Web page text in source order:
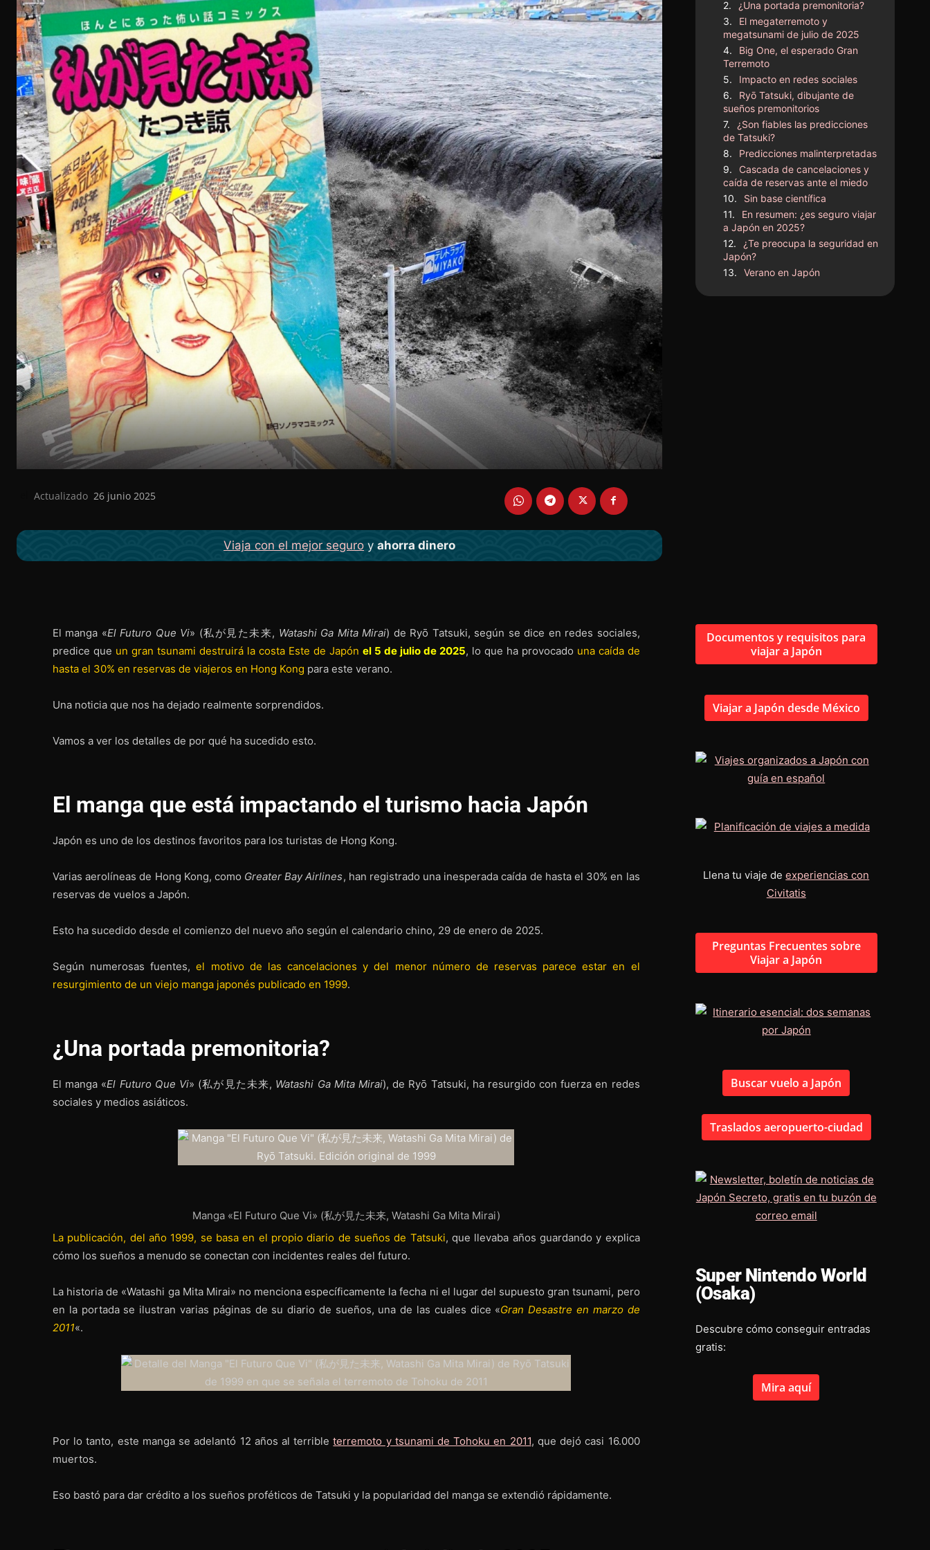
Actualizado 26 junio 2025
Viaja con el mejor seguro yahorra dinero
¿Una portada premonitoria?
El megaterremoto y
megatsunami de julio de 2025
Big One, el esperado Gran
Terremoto
Impacto en redes sociales
Ryō Tatsuki, dibujante de
sueños premonitorios
¿Son fiables las predicciones
de Tatsuki?
Predicciones malinterpretadas
Cascada de cancelaciones y
caída de reservas ante el miedo
Sin base científica
En resumen: ¿es seguro viajar
a Japón en 2025?
¿Te preocupa la seguridad en
Japón?
Verano en Japón
El manga «El Futuro Que Vi» (私が見た未来, Watashi Ga Mita Mirai) de Ryō Tatsuki, según se dice en redes sociales,
predice que un gran tsunami destruirá la costa Este de Japón el 5 de julio de 2025, lo que ha provocado una caída de
hasta el 30% en reservas de viajeros en Hong Kong para este verano.
Una noticia que nos ha dejado realmente sorprendidos.
Vamos a ver los detalles de por qué ha sucedido esto.
El manga que está impactando el turismo hacia Japón
Japón es uno de los destinos favoritos para los turistas de Hong Kong.
Varias aerolíneas de Hong Kong, como Greater Bay Airlines, han registrado una inesperada caída de hasta el 30% en las
reservas de vuelos a Japón.
Esto ha sucedido desde el comienzo del nuevo año según el calendario chino, 29 de enero de 2025.
Según numerosas fuentes,el motivo de las cancelaciones y del menor número de reservas parece estar en el
resurgimiento de un viejo manga japonés publicado en 1999.
¿Una portada premonitoria?
El manga «El Futuro Que Vi» (私が見た未来, Watashi Ga Mita Mirai), de Ryō Tatsuki, ha resurgido con fuerza en redes
sociales y medios asiáticos.
Manga «El Futuro Que Vi» (私が見た未来, Watashi Ga Mita Mirai)
La publicación, del año 1999, se basa en el propio diario de sueños de Tatsuki, que llevaba años guardando y explica
cómo los sueños a menudo se conectan con incidentes reales del futuro.
La historia de «Watashi ga Mita Mirai» no menciona específicamente la fecha ni el lugar del supuesto gran tsunami, pero
en la portada se ilustran varias páginas de su diario de sueños, una de las cuales dice «Gran Desastre en marzo de
2011«.
Por lo tanto, este manga se adelantó 12 años al terribleterremoto y tsunami de Tohoku en 2011, que dejó casi 16.000
muertos.
Eso bastó para dar crédito a los sueños proféticos de Tatsuki y la popularidad del manga se extendió rápidamente.
Documentos y requisitos para
viajar a Japón
Viajar a Japón desde México
Llena tu viaje deexperiencias con
Civitatis
Preguntas Frecuentes sobre
Viajar a Japón
Buscar vuelo a Japón
Traslados aeropuerto-ciudad
Super Nintendo World
(Osaka)
Descubre cómo conseguir entradas
gratis:
Mira aquí